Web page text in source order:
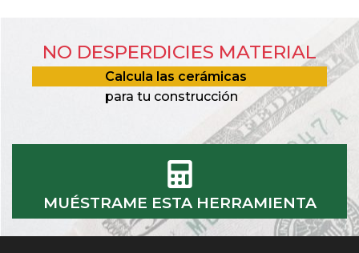
NO DESPERDICIES MATERIAL
Calcula las cerámicas
para tu construcción
MUÉSTRAME ESTA HERRAMIENTA